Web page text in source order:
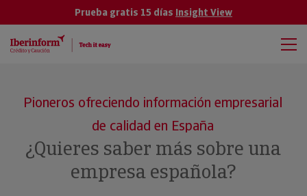
Prueba gratis 15 días Insight View
Pioneros ofreciendo información empresarial
de calidad en España
¿Quieres saber más sobre una
empresa española?